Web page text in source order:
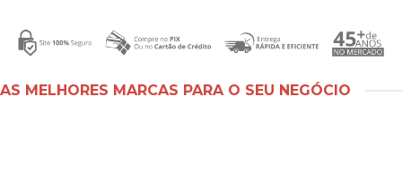
AS MELHORES MARCAS PARA O SEU NEGÓCIO